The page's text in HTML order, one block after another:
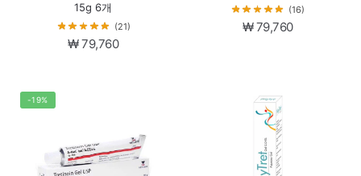
15g 6개
(21)
₩79,760
(16)
₩79,760
-19%